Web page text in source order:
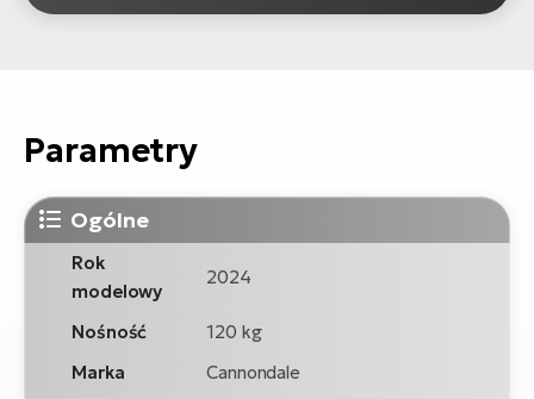
Parametry
Ogólne
Rok
modelowy
2024
Nośność
120 kg
Marka
Cannondale